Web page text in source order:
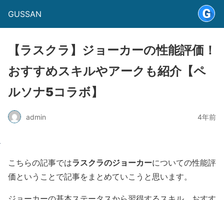
GUSSAN
【ラスクラ】ジョーカーの性能評価！
おすすめスキルやアークも紹介【ペ
ルソナ5コラボ】
admin 4年前
こちらの記事ではラスクラのジョーカーについての性能評
価ということで記事をまとめていこうと思います。